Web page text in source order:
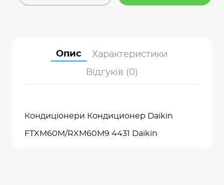
Опис
Характеристики
Відгуків (0)
Кондиціонери Кондиционер Daikin
FTXM60M/RXM60M9 4431 Daikin